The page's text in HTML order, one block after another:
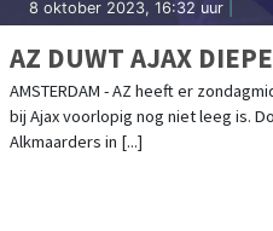
8 oktober 2023, 16:32 uur
AZ DUWT AJAX
AMSTERDAM - AZ heeft er
bij Ajax voorlopig nog niet leeg is.
Alkmaarders in [...]